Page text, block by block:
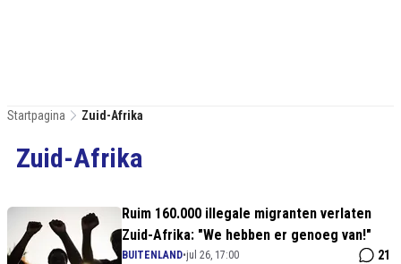
Startpagina Zuid-Afrika
Zuid-Afrika
Ruim 160.000 illegale migranten verlaten
Zuid-Afrika: "We hebben er genoeg van!"
BUITENLAND•jul 26, 17:00 21